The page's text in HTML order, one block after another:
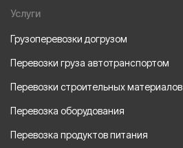
Услуги
Грузоперевозки догрузом
Перевозки груза автотранспортом
Перевозки строительных материалов
Перевозка оборудования
Перевозка продуктов питания